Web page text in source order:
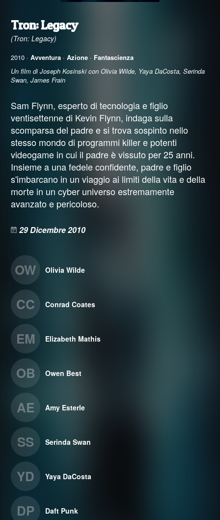
Tron: Legacy
(Tron: Legacy)
2010 · Avventura ·Azione · Fantascienza
Un film di Joseph Kosinski con Olivia Wilde, Yaya DaCosta, Serinda
Swan, James Frain
Sam Flynn, esperto di tecnologia e figlio
ventisettenne di Kevin Flynn, indaga sulla
scomparsa del padre e si trova sospinto nello
stesso mondo di programmi killer e potenti
videogame in cui il padre è vissuto per 25 anni.
Insieme a una fedele confidente, padre e figlio
s'imbarcano in un viaggio ai limiti della vita e della
morte in un cyber universo estremamente
avanzato e pericoloso.
29 Dicembre 2010
OW Olivia Wilde
CC Conrad Coates
EM Elizabeth Mathis
OB Owen Best
AE Amy Esterle
SS Serinda Swan
YD Yaya DaCosta
DP Daft Punk